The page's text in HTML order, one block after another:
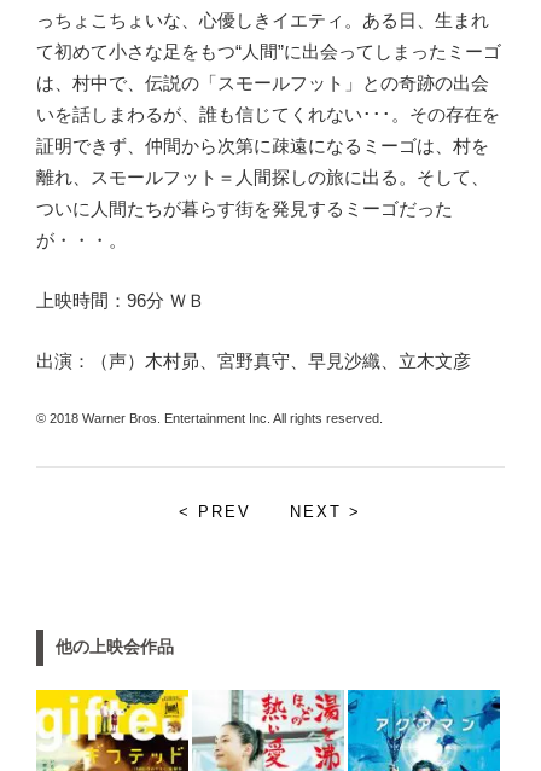
っちょこちょいな、心優しきイエティ。ある日、生まれ
て初めて小さな足をもつ“人間”に出会ってしまったミーゴ
は、村中で、伝説の「スモールフット」との奇跡の出会
いを話しまわるが、誰も信じてくれない･･･。その存在を
証明できず、仲間から次第に疎遠になるミーゴは、村を
離れ、スモールフット＝人間探しの旅に出る。そして、
ついに人間たちが暮らす街を発見するミーゴだった
が・・・。
上映時間：96分 ＷＢ
出演：（声）木村昴、宮野真守、早見沙織、立木文彦
© 2018 Warner Bros. Entertainment Inc. All rights reserved.
< PREV NEXT >
他の上映会作品